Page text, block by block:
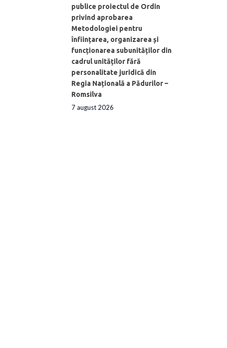
publice proiectul de Ordin
privind aprobarea
Metodologiei pentru
înființarea, organizarea și
funcționarea subunităților din
cadrul unităților fără
personalitate juridică din
Regia Națională a Pădurilor –
Romsilva
7 august 2026